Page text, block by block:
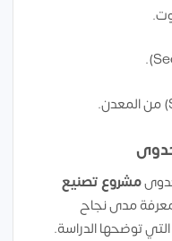
مشروع تصنيع
مدى نجاح
توضحها الدراسة.